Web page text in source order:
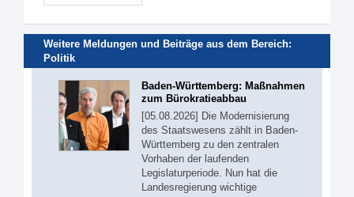
Weitere Meldungen und Beiträge aus dem Bereich:
Politik
Baden-Württemberg: Maßnahmen
zum Bürokratieabbau
[05.08.2026] Die Modernisierung
des Staatswesens zählt in Baden-
Württemberg zu den zentralen
Vorhaben der laufenden
Legislaturperiode. Nun hat die
Landesregierung wichtige